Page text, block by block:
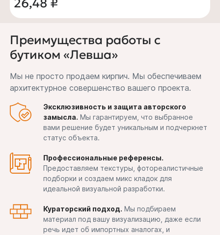
Преимущества работы с
бутиком «Левша»
Мы не просто продаем кирпич. Мы обеспечиваем
архитектурное совершенство вашего проекта.
Эксклюзивность и защита авторского
замысла. Мы гарантируем, что выбранное
вами решение будет уникальным и подчеркнет
статус объекта.
Профессиональные референсы.
Предоставляем текстуры, фотореалистичные
подборки и создаем микс кладок для
идеальной визуальной разработки.
Кураторский подход. Мы подбираем
материал под вашу визуализацию, даже если
речь идет об импортных аналогах, и